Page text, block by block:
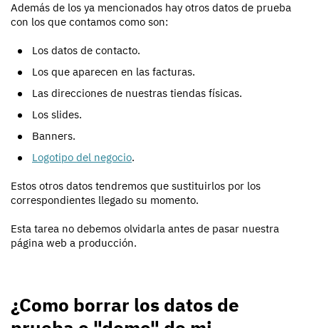
Además de los ya mencionados hay otros datos de prueba
con los que contamos como son:
Los datos de contacto.
Los que aparecen en las facturas.
Las direcciones de nuestras tiendas físicas.
Los slides.
Banners.
Logotipo del negocio.
Estos otros datos tendremos que sustituirlos por los
correspondientes llegado su momento.
Esta tarea no debemos olvidarla antes de pasar nuestra
página web a producción.
¿Como borrar los datos de